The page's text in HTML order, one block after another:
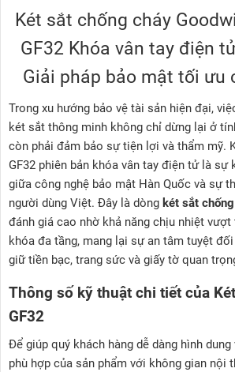
Két sắt chống cháy
GF32 Khóa vân tay điện
Giải pháp bảo mật tối ưu
Trong xu hướng bảo vệ tài sản hiện đại,
két sắt thông minh không chỉ dừng lại ở
còn phải đảm bảo sự tiện lợi và thẩm mỹ.
GF32 phiên bản khóa vân tay điện tử là sự
giữa công nghệ bảo mật Hàn Quốc và sự
người dùng Việt. Đây là dòng két sắt
đánh giá cao nhờ khả năng chịu nhiệt
khóa đa tầng, mang lại sự an tâm tuyệt
giữ tiền bạc, trang sức và giấy tờ quan
Thông số kỹ thuật chi tiết của Két
GF32
Để giúp quý khách hàng dễ dàng hình
phù hợp của sản phẩm với không gian nội